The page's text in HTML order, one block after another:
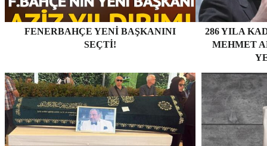
FENERBAHÇE YENI BAŞKANINI
SEÇTI!
286 YILA
MEHMET